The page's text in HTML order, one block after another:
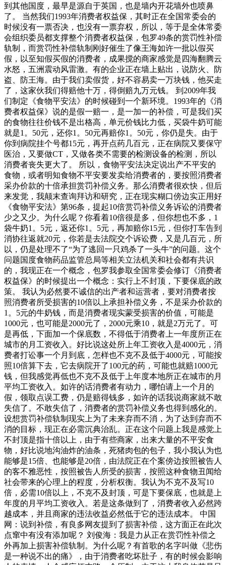
到其他国度，最早是源自于英国，也是墙内开花墙外也喷鼻
了。 当然我们1993年消费者权益保，其时正在全国常委会的
时候没有一票否决，也没有一票弃权，所以，等于是全体常委
会组织委员都支撑整个消费者权益保，包罗49条的赏罚性补偿
轨制，而赏罚性补偿轨制刚好催生了像王海如许一批以假买
假，以至知假买假的消费者，成果搅的商家感觉是四海翻腾云
水怒，五洲震动风雷激。有的企业正在墙上贴出，说防火、防
盗、防王海。由于我们卖假货，好不容易卖一万块钱，他买走
了，这家伙我们得赔他十万，得倒赔九万元钱。 到2009年我
们制定《食物平安法》的时候碰到一个新环境。1993年的《消
费者权益保》说的是假一赔一，是一加一的补偿，可是我们买
的食物往往价钱不是出格高，单元价钱比力低，买袋牛奶可能
就是1。50元，还你1。50元再赔你1。50元，你仍是失。由于
你到病院挂个号都15元，再开点药几百元，正在病院又要保守
医治，又要做CT，又做各类不需要的检测设备的检测，所以
消费者丧失更大了。 所以，食物平安法决定说出产不平安的
食物，或者明知食物不平安要发卖给消费者的，要按照消费者
采办价款的十倍承担赏罚补偿义务。那么消费者很欢快，但后
来发觉，我颠末查询拜访和研究，正在现实糊口傍边实正用好
《食物平安法》第96条，提起10倍赏罚补偿义务诉讼的消费者
少之又少。为什么呢？你看着10倍很是多，但你想也不多，1
袋牛奶1。5元，返还你1。5元，再加赔你15元，但你打车告到
消协往返就20元，你若是去法院交个诉讼费，又是几百元，所
以，仍是处理不了“为了逃回一只鸡杀了一头牛”的问题。这个
问题国度食物药品监管总局等相关立法机关和社会都有共识
的，我现正在一个概念，包罗我参取全国常委会修订《消费者
权益保》的时候提出一个概念：实行上不封顶，下要保底的政
策。 我认为必然要不诚信的出产者和运营者，要对消费者按
照消费者所受损害的10倍以上承担补偿义务，不是采办价款的
1。5元的牛奶钱，而是消费者现实蒙受损害的价值，可能是
1000元，也可能是2000元了，2000元乘10，就是2万元了。可
是再低，下面加一个保底数，不得低于消费者上一年度所正在
城市的月工资收入。好比说这处所上年工资收入是4000元，消
费者打讼事一个月到底，怎样也不克不及低于4000元，可能按
照10倍算下去，它去病院开了100元的药，可能也就赔1000元
钱，但我感觉再低也不克不及低于上年度本地所正在城市的月
平均工资收入。如许的话消费者有动力，哪怕请上一个月的
假，领取点误工费，仍是赔得钱多，如许的话我说商家就不敢
失信了。不敢失信了，消费者的赏罚补偿义务也得到感化的。
设想赏罚补偿轨制现实上为了未来弃而不消，为了达到弃而不
消的目标，现正在必需沉典治乱。正在这个问题上我是感觉上
不封顶是指十倍以上，由于有些商家，出来大量的不平安食
物，好比说地沟油炸的油条，死猪肉包的包子，我小我认为也
能够是15倍、也能够是20倍，由法院正在个案傍边按照被告人
的客不雅恶性，按照被告人所受的损害，按照这种食物丑闻给
社会带来的心理上的程度，分析权衡。我认为不克不及写10
倍，必需10倍以上，不克不及封顶，可是下要保底，也就是上
年度的月平均工资收入。若是这条做到了，消费者收入必然跨
越成本，并且商家的违法收益必然低于它的违法成本。 中国
网：说到补偿，有良多网友提到了损害补偿，这方面正在此次
点窜中有没有添加呢？ 刘俊海：我是力从正在赏罚性补偿之
外再加上损害补偿轨制。为什么呢？有首歌的名字叫做《悲伤
是一种说不出的痛》，由于消费者吃坏肚子，有的时候会影响